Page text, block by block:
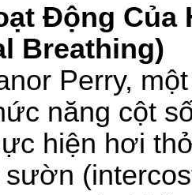
Động
Breathing)
Perry,
năng cột
hiện hơi